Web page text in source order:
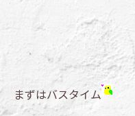
まずはバスタイム